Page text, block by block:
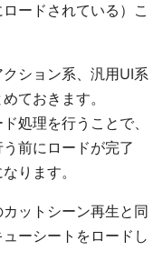
ードされている）こ
ション系、汎用UI系
ておきます。
処理を行うことで、
前にロードが完了
ります。
ットシーン再生と同
ーシートをロードし